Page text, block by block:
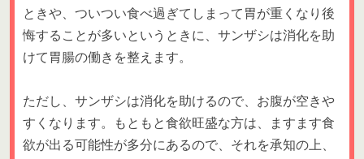
ときや、ついつい食べ過ぎてしまって胃が重くなり後
悔することが多いというときに、サンザシは消化を助
けて胃腸の働きを整えます。
ただし、サンザシは消化を助けるので、お腹が空きや
すくなります。もともと食欲旺盛な方は、ますます食
欲が出る可能性が多分にあるので、それを承知の上、